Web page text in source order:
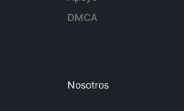
DMCA
Nosotros